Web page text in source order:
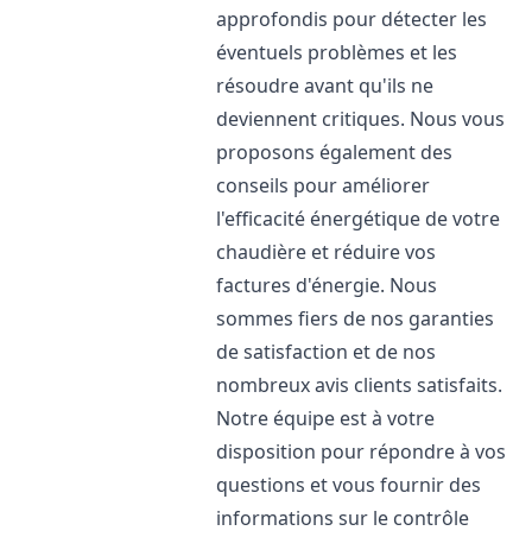
approfondis pour détecter les
éventuels problèmes et les
résoudre avant qu'ils ne
deviennent critiques. Nous vous
proposons également des
conseils pour améliorer
l'efficacité énergétique de votre
chaudière et réduire vos
factures d'énergie. Nous
sommes fiers de nos garanties
de satisfaction et de nos
nombreux avis clients satisfaits.
Notre équipe est à votre
disposition pour répondre à vos
questions et vous fournir des
informations sur le contrôle